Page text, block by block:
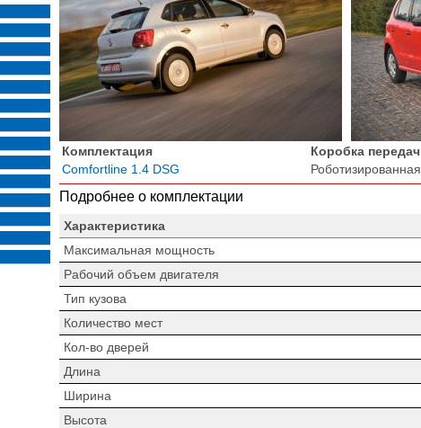
Комплектация Коробка передач
Comfortline 1.4 DSG
Роботизированная
Подробнее о комплектации
Характеристика
Максимальная мощность
Рабочий объем двигателя
Тип кузова
Количество мест
Кол-во дверей
Длина
Ширина
Высота